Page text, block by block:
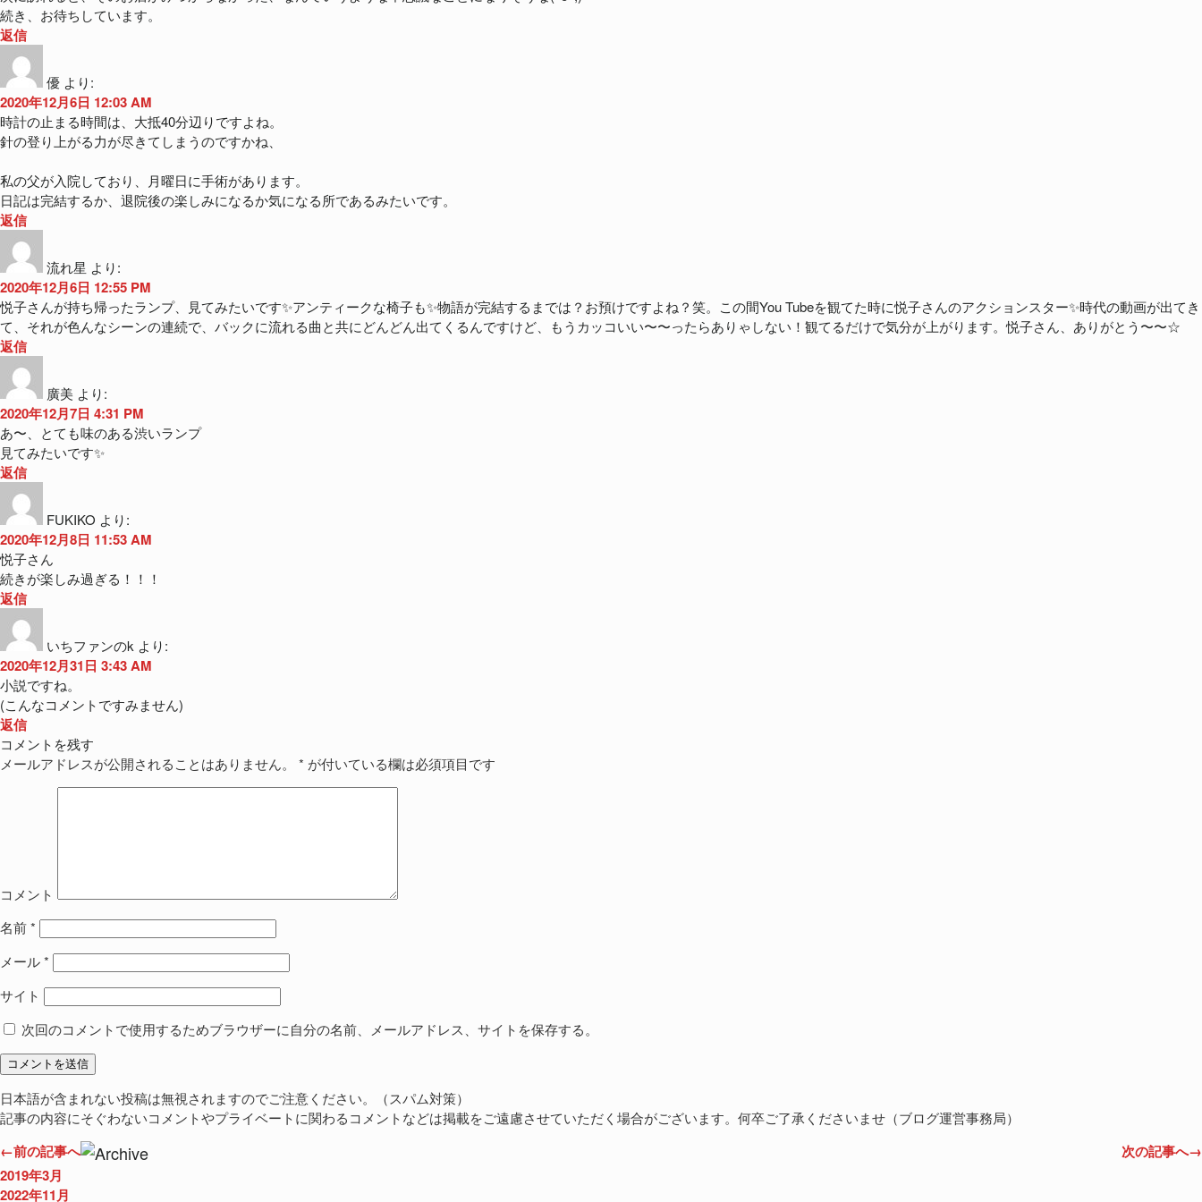
続き、お待ちしています。
返信
優 より:
2020年12月6日 12:03 AM
時計の止まる時間は、大抵40分辺りですよね。
針の登り上がる力が尽きてしまうのですかね、
私の父が入院しており、月曜日に手術があります。
日記は完結するか、退院後の楽しみになるか気になる所であるみたいです。
返信
流れ星 より:
2020年12月6日 12:55 PM
悦子さんが持ち帰ったランプ、見てみたいです✨アンティークな椅子も✨物語が完結するまでは？お預けですよね？笑。この間You Tubeを観てた時に悦子さんのアクションスター✨時代の動画が出てき
て、それが色んなシーンの連続で、バックに流れる曲と共にどんどん出てくるんですけど、もうカッコいい〜〜ったらありゃしない！観てるだけで気分が上がります。悦子さん、ありがとう〜〜☆
返信
廣美 より:
2020年12月7日 4:31 PM
あ〜、とても味のある渋いランプ
見てみたいです✨
返信
FUKIKO より:
2020年12月8日 11:53 AM
悦子さん
続きが楽しみ過ぎる！！！
返信
いちファンのk より:
2020年12月31日 3:43 AM
小説ですね。
(こんなコメントですみません)
返信
コメントを残す
メールアドレスが公開されることはありません。
* が付いている欄は必須項目です
コメント
名前*
メール*
サイト
次回のコメントで使用するためブラウザーに自分の名前、メールアドレス、サイトを保存する。
日本語が含まれない投稿は無視されますのでご注意ください。（スパム対策）
記事の内容にそぐわないコメントやプライベートに関わるコメントなどは掲載をご遠慮させていただく場合がございます。何卒ご了承くださいませ（ブログ運営事務局）
←前の記事へ
次の記事へ→
2019年3月
2022年11月